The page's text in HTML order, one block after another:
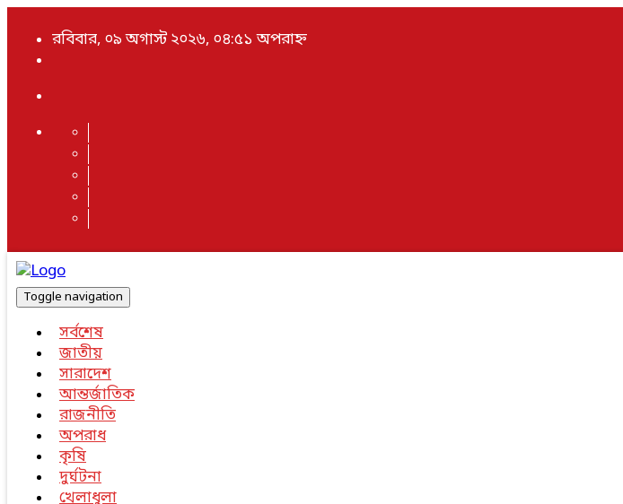
রবিবার, ০৯ অগাস্ট ২০২৬, ০৪:৫১ অপরাহ্ন
Toggle navigation
সর্বশেষ
জাতীয়
সারাদেশ
আন্তর্জাতিক
রাজনীতি
অপরাধ
কৃষি
দুর্ঘটনা
খেলাধুলা